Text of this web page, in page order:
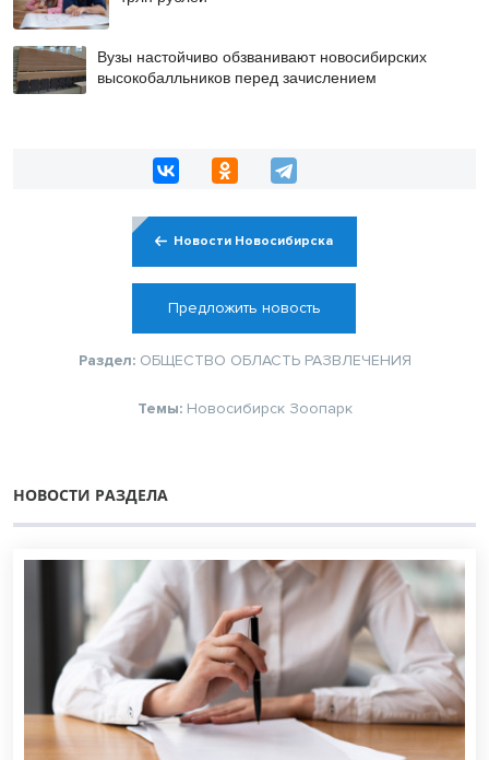
Вузы настойчиво обзванивают новосибирских
высокобалльников перед зачислением
Новости Новосибирска
Предложить новость
Раздел: ОБЩЕСТВО ОБЛАСТЬ РАЗВЛЕЧЕНИЯ
Темы: Новосибирск Зоопарк
НОВОСТИ РАЗДЕЛА